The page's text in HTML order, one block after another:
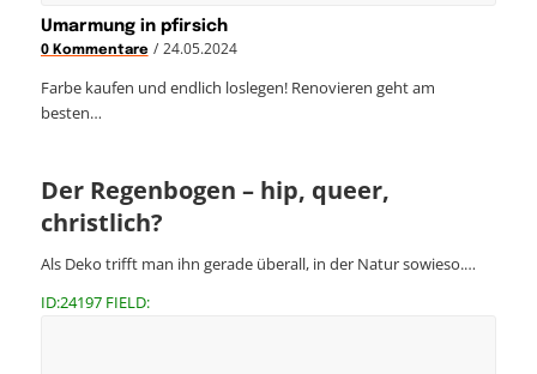
Umarmung in pfirsich
0 Kommentare / 24.05.2024
Farbe kaufen und endlich loslegen! Renovieren geht am
besten…
Der Regenbogen – hip, queer,
christlich?
Als Deko trifft man ihn gerade überall, in der Natur sowieso.…
ID:24197 FIELD: